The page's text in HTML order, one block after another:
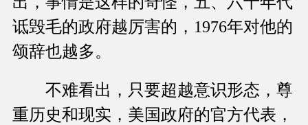
诋毁毛的政府越厉害的，1976年对他的
颂辞也越多。
不难看出，只要超越意识形态，尊
重历史和现实，美国政府的官方代表，